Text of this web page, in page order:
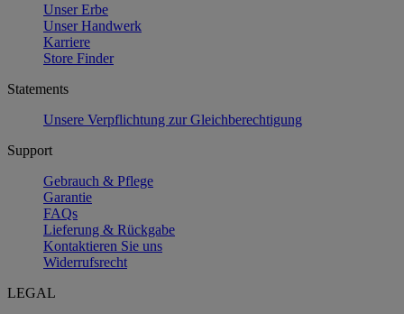
Unser Erbe
Unser Handwerk
Karriere
Store Finder
Statements
Unsere Verpflichtung zur Gleichberechtigung
Support
Gebrauch & Pflege
Garantie
FAQs
Lieferung & Rückgabe
Kontaktieren Sie uns
Widerrufsrecht
LEGAL